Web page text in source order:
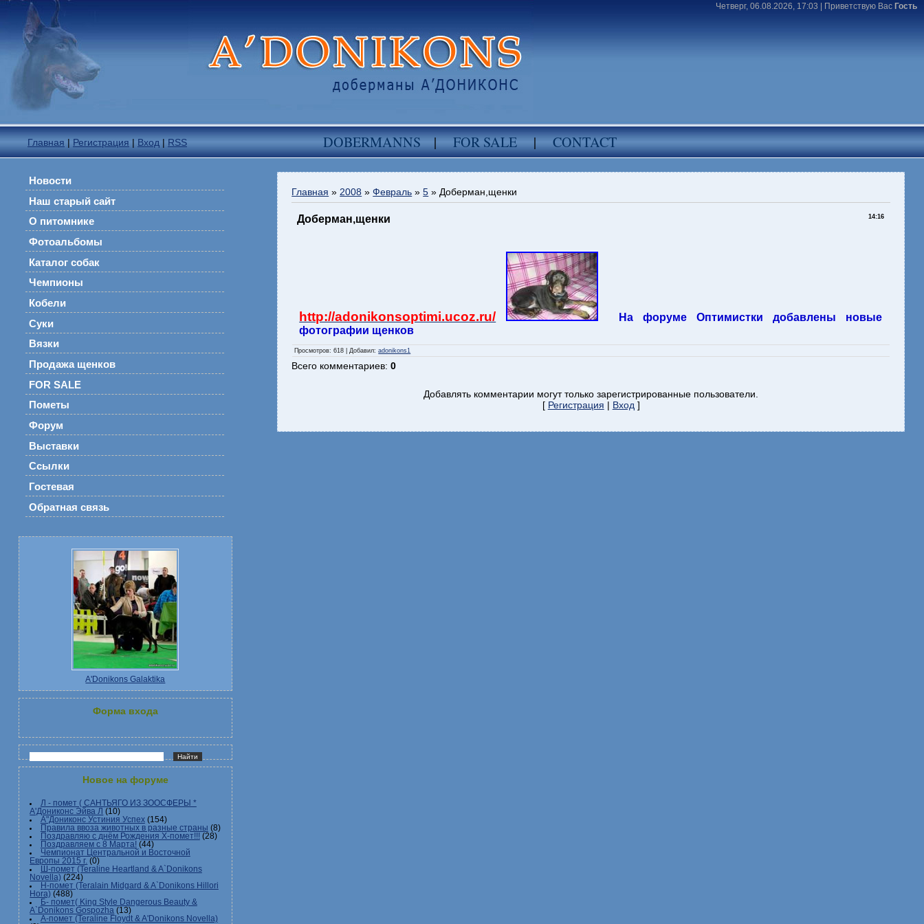
Четверг, 06.08.2026, 17:03 | Приветствую Вас Гость
Главная | Регистрация | Вход | RSS DOBERMANNS|FOR SALE|CONTACT
Новости
Наш старый сайт
О питомнике
Фотоальбомы
Каталог собак
Чемпионы
Кобели
Суки
Вязки
Продажа щенков
FOR SALE
Пометы
Форум
Выставки
Ссылки
Гостевая
Обратная связь
A'Donikons Galaktika
Форма входа
Новое на форуме
Л - помет ( САНТЬЯГО ИЗ ЗООСФЕРЫ *
А'Дониконс Эйва Л (10)
А"Дониконс Устиния Успех (154)
Правила ввоза животных в разные страны (8)
Поздравляю с днём Рождения Х-помет!!! (28)
Поздравляем с 8 Марта! (44)
Чемпионат Центральной и Восточной
Европы 2015 г. (0)
Ш-помет (Teraline Heartland & A`Donikons
Novella) (224)
Н-помет (Teralain Midgard & A`Donikons Hillori
Hora) (488)
Б- помет( King Style Dangerous Beauty &
A`Donikons Gospozha (13)
А-помет (Teraline Floydt & A'Donikons Novella)
Главная » 2008 » Февраль » 5 » Доберман,щенки
14:16
Доберман,щенки
http://adonikonsoptimi.ucoz.ru/
На форуме Оптимистки добавлены новые
фотографии щенков
Просмотров: 618 |Добавил:adonikons1
Всего комментариев:0
Добавлять комментарии могут только зарегистрированные пользователи.
[ Регистрация | Вход]